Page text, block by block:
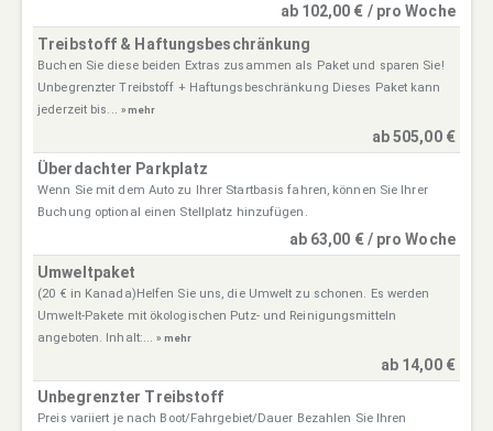
ab 102,00 € / pro Woche
Treibstoff & Haftungsbeschränkung
Buchen Sie diese beiden Extras zusammen als Paket und sparen Sie!
Unbegrenzter Treibstoff + Haftungsbeschränkung Dieses Paket kann
jederzeit bis...
» mehr
ab 505,00 €
Überdachter Parkplatz
Wenn Sie mit dem Auto zu Ihrer Startbasis fahren, können Sie Ihrer
Buchung optional einen Stellplatz hinzufügen.
ab 63,00 € / pro Woche
Umweltpaket
(20 € in Kanada)Helfen Sie uns, die Umwelt zu schonen. Es werden
Umwelt-Pakete mit ökologischen Putz- und Reinigungsmitteln
angeboten. Inhalt:...» mehr
ab 14,00 €
Unbegrenzter Treibstoff
Preis variiert je nach Boot/Fahrgebiet/Dauer Bezahlen Sie Ihren